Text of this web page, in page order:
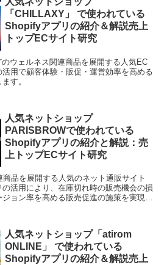
「CHILLAXY」 で使われている
Shopifyアプリの紹介＆解説売上
トップECサイト研究
ウェルネス関連商品を展開する人気EC
用で顧客体験・販促・運営効率を高める
す。
人気ネットショップ
PARISBROWで使われている
Shopifyアプリの紹介と解説：売
上トップECサイト研究
品を展開する人気のネット通販サイト
活用により、在庫切れ時の販売機会の損
ョン率を高める販売促進の施策を実現い
人気ネットショップ「atirom
ONLINE」 で使われている
Shopifyアプリの紹介＆解説売上